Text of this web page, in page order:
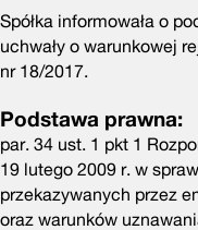
Spółka informowała o
uchwały o warunkowej
nr 18/2017.
Podstawa prawna:
par. 34 ust. 1 pkt 1
19 lutego 2009 r. w
przekazywanych przez
oraz warunków